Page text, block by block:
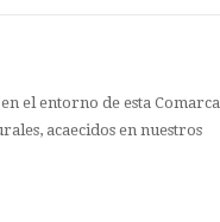
el entorno de esta Comarca
acaecidos en nuestros